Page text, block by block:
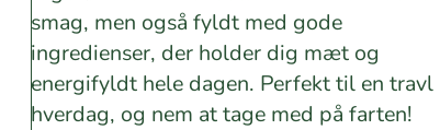
smag, men også fyldt med gode
ingredienser, der holder dig mæt og
energifyldt hele dagen. Perfekt til en travl
hverdag, og nem at tage med på farten!